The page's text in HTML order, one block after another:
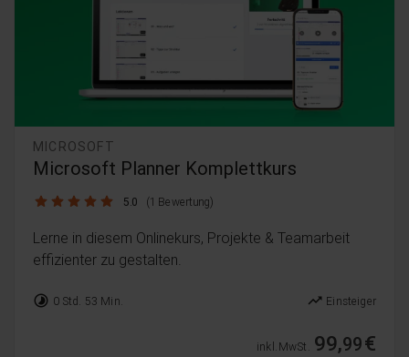
MICROSOFT
Microsoft Planner Komplettkurs
5.0 / 5 5.0 (1 Bewertung)
Lerne in diesem Onlinekurs, Projekte & Teamarbeit
effizienter zu gestalten.
timelapse 0 Std. 53 Min. trending_up Einsteiger
inkl. MwSt. 99,99€